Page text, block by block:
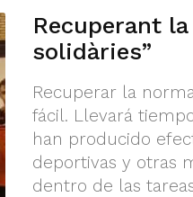
Recuperant
solidàries”
Recuperar la
fácil. Llevará
han producido
deportivas y otras
dentro de las